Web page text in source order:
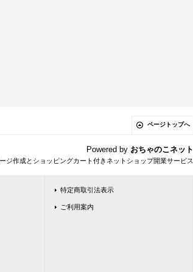
ページトップへ
Powered by おちゃのこネット
ジ作成とショッピングカート付きネットショップ開業サービス
特定商取引法表示
ご利用案内